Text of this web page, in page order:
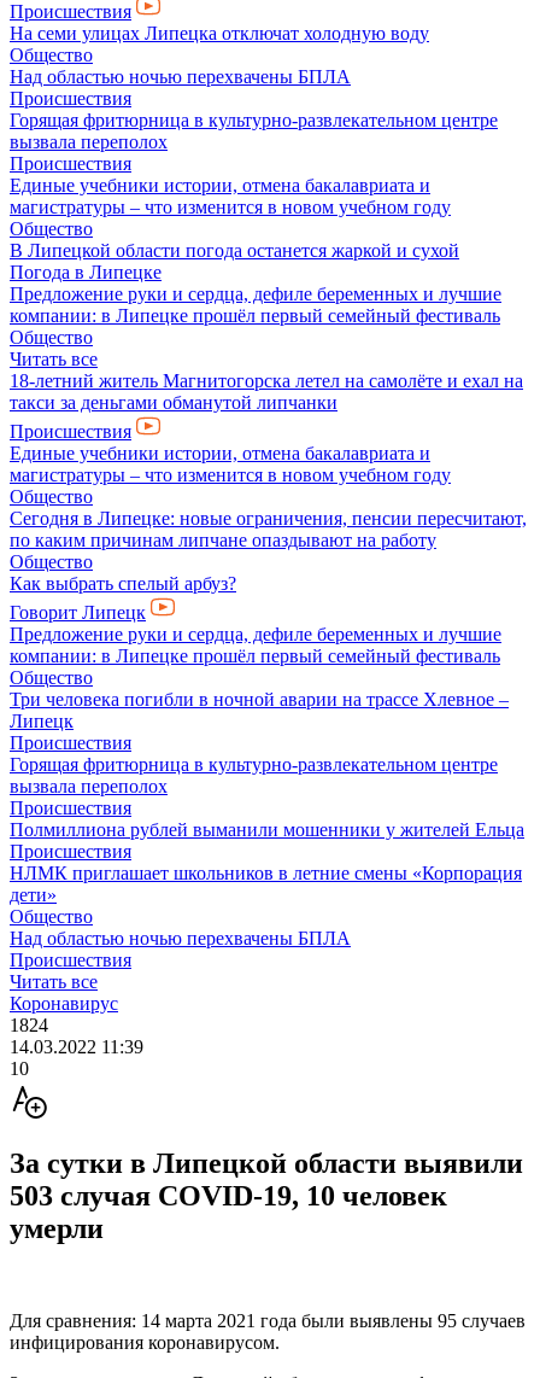
Происшествия
На семи улицах Липецка отключат холодную воду
Общество
Над областью ночью перехвачены БПЛА
Происшествия
Горящая фритюрница в культурно-развлекательном центре
вызвала переполох
Происшествия
Единые учебники истории, отмена бакалавриата и
магистратуры – что изменится в новом учебном году
Общество
В Липецкой области погода останется жаркой и сухой
Погода в Липецке
Предложение руки и сердца, дефиле беременных и лучшие
компании: в Липецке прошёл первый семейный фестиваль
Общество
Читать все
18-летний житель Магнитогорска летел на самолёте и ехал на
такси за деньгами обманутой липчанки
Происшествия
Единые учебники истории, отмена бакалавриата и
магистратуры – что изменится в новом учебном году
Общество
Сегодня в Липецке: новые ограничения, пенсии пересчитают,
по каким причинам липчане опаздывают на работу
Общество
Как выбрать спелый арбуз?
Говорит Липецк
Предложение руки и сердца, дефиле беременных и лучшие
компании: в Липецке прошёл первый семейный фестиваль
Общество
Три человека погибли в ночной аварии на трассе Хлевное –
Липецк
Происшествия
Горящая фритюрница в культурно-развлекательном центре
вызвала переполох
Происшествия
Полмиллиона рублей выманили мошенники у жителей Ельца
Происшествия
НЛМК приглашает школьников в летние смены «Корпорация
дети»
Общество
Над областью ночью перехвачены БПЛА
Происшествия
Читать все
Коронавирус
1824
14.03.2022 11:39
10
За сутки в Липецкой области выявили
503 случая COVID-19, 10 человек
умерли
Для сравнения: 14 марта 2021 года были выявлены 95 случаев
инфицирования коронавирусом.